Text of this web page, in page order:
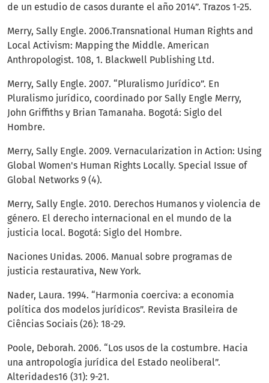
de un estudio de casos durante el año 2014”. Trazos 1-25.
Merry, Sally Engle. 2006.Transnational Human Rights and
Local Activism: Mapping the Middle. American
Anthropologist. 108, 1. Blackwell Publishing Ltd.
Merry, Sally Engle. 2007. “Pluralismo Jurídico”. En
Pluralismo jurídico, coordinado por Sally Engle Merry,
John Griffiths y Brian Tamanaha. Bogotá: Siglo del
Hombre.
Merry, Sally Engle. 2009. Vernacularization in Action: Using
Global Women's Human Rights Locally. Special Issue of
Global Networks 9 (4).
Merry, Sally Engle. 2010. Derechos Humanos y violencia de
género. El derecho internacional en el mundo de la
justicia local. Bogotá: Siglo del Hombre.
Naciones Unidas. 2006. Manual sobre programas de
justicia restaurativa, New York.
Nader, Laura. 1994. “Harmonia coerciva: a economia
política dos modelos jurídicos”. Revista Brasileira de
Ciências Sociais (26): 18-29.
Poole, Deborah. 2006. “Los usos de la costumbre. Hacia
una antropología jurídica del Estado neoliberal”.
Alteridades16 (31): 9-21.